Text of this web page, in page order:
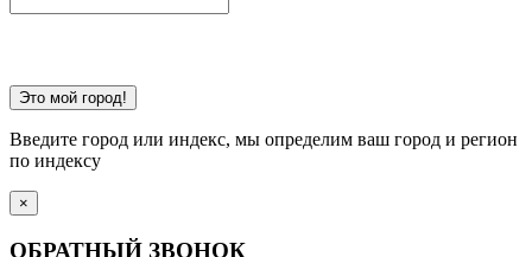
Это мой город!
Введите город или индекс, мы определим ваш город и регион
по индексу
×
ОБРАТНЫЙ ЗВОНОК